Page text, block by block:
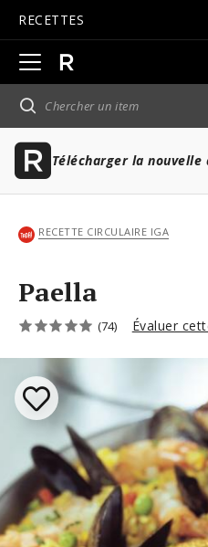
RECETTES
Ouvrir
la
navigation
principale
Télécharger la nouvelle
RECETTE CIRCULAIRE IGA
Paella
(74) Évaluer